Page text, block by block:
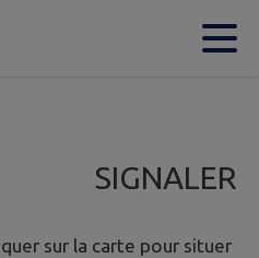
SIGNALER
sur la carte pour situer